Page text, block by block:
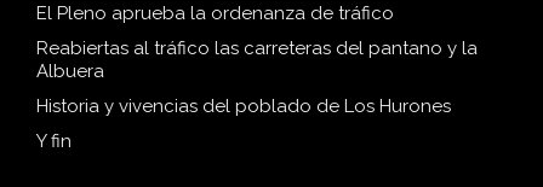
El Pleno aprueba la ordenanza de tráfico
Reabiertas al tráfico las carreteras del pantano y la
Albuera
Historia y vivencias del poblado de Los Hurones
Y fin